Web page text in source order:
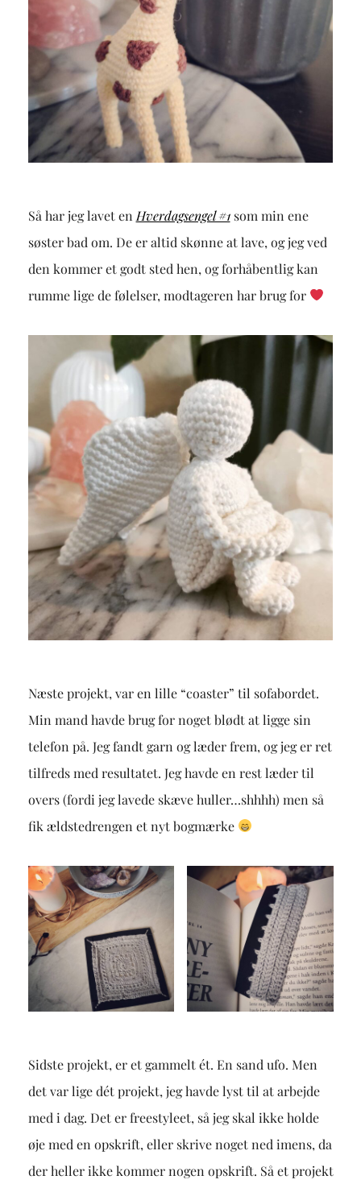
Så har jeg lavet en Hverdagsengel #1som min ene
søster bad om. De er altid skønne at lave, og jeg ved
den kommer et godt sted hen, og forhåbentlig kan
rumme lige de følelser, modtageren har brug for
Næste projekt, var en lille “coaster” til sofabordet.
Min mand havde brug for noget blødt at ligge sin
telefon på. Jeg fandt garn og læder frem, og jeg er ret
tilfreds med resultatet. Jeg havde en rest læder til
overs (fordi jeg lavede skæve huller…shhhh) men så
fik ældstedrengen et nyt bogmærke
Sidste projekt, er et gammelt ét. En sand ufo. Men
det var lige dét projekt, jeg havde lyst til at arbejde
med i dag. Det er freestyleet, så jeg skal ikke holde
øje med en opskrift, eller skrive noget ned imens, da
der heller ikke kommer nogen opskrift. Så et projekt